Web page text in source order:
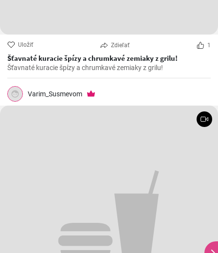
Uložiť Zdieľať 1
Šťavnaté kuracie špízy a chrumkavé zemiaky z grilu!
Šťavnaté kuracie špízy a chrumkavé zemiaky z grilu!
Varim_Susmevom